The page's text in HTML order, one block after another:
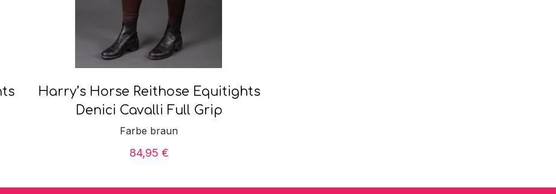
Harry’s Horse Reithose Equitights
Denici Cavalli Full Grip
Farbe braun
84,95 €